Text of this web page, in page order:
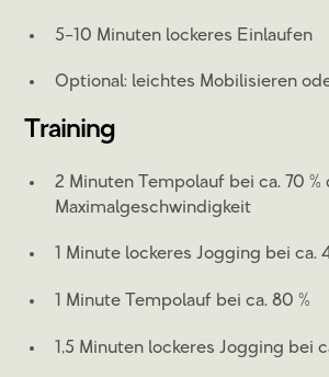
5–10 Minuten lockeres Einlaufen
Optional: leichtes Mobilisieren
Training
2 Minuten Tempolauf bei ca. 70 %
Maximalgeschwindigkeit
1 Minute lockeres Jogging bei ca.
1 Minute Tempolauf bei ca. 80 %
1,5 Minuten lockeres Jogging bei